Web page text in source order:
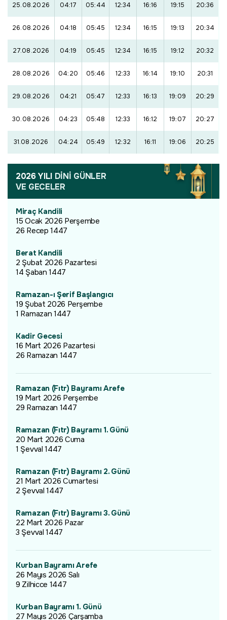
25.08.2026 04:17 05:44 12:34 16:16 19:15 20:36
26.08.2026 04:18 05:45 12:34 16:15 19:13 20:34
27.08.2026 04:19 05:45 12:34 16:15 19:12 20:32
28.08.2026 04:20 05:46 12:33 16:14 19:10 20:31
29.08.2026 04:21 05:47 12:33 16:13 19:09 20:29
30.08.2026 04:23 05:48 12:33 16:12 19:07 20:27
31.08.2026 04:24 05:49 12:32 16:11 19:06 20:25
2026 YILI DİNİ GÜNLER
VE GECELER
Miraç Kandili
15 Ocak 2026 Perşembe
26 Recep 1447
Berat Kandili
2 Şubat 2026 Pazartesi
14 Şaban 1447
Ramazan-ı Şerif Başlangıcı
19 Şubat 2026 Perşembe
1 Ramazan 1447
Kadir Gecesi
16 Mart 2026 Pazartesi
26 Ramazan 1447
Ramazan (Fıtr) Bayramı Arefe
19 Mart 2026 Perşembe
29 Ramazan 1447
Ramazan (Fıtr) Bayramı 1. Günü
20 Mart 2026 Cuma
1 Şevval 1447
Ramazan (Fıtr) Bayramı 2. Günü
21 Mart 2026 Cumartesi
2 Şevval 1447
Ramazan (Fıtr) Bayramı 3. Günü
22 Mart 2026 Pazar
3 Şevval 1447
Kurban Bayramı Arefe
26 Mayıs 2026 Salı
9 Zilhicce 1447
Kurban Bayramı 1. Günü
27 Mayıs 2026 Çarşamba